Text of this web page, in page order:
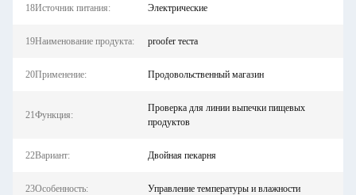
18Источник питания: Электрические
19Наименование продукта: proofer теста
20Применение: Продовольственный магазин
21Функция:
Проверка для линии выпечки пищевых
продуктов
22Вариант: Двойная пекарня
23Особенность: Управление температуры и влажности